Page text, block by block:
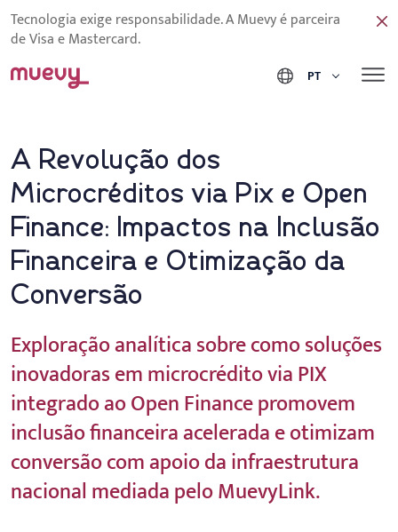
Tecnologia exige responsabilidade. A Muevy é parceira
de Visa e Mastercard.
PT
A Revolução dos
Microcréditos via Pix e Open
Finance: Impactos na Inclusão
Financeira e Otimização da
Conversão
Exploração analítica sobre como soluções
inovadoras em microcrédito via PIX
integrado ao Open Finance promovem
inclusão financeira acelerada e otimizam
conversão com apoio da infraestrutura
nacional mediada pelo MuevyLink.